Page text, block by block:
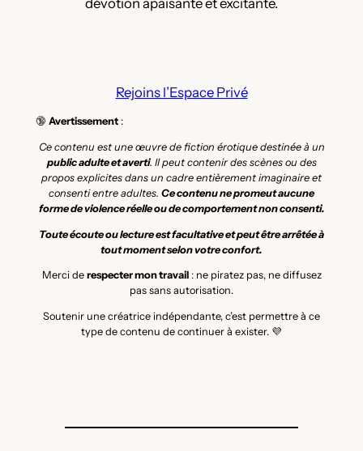
dévotion apaisante et excitante.
Rejoins l’Espace Privé
🔞 Avertissement:
Ce contenu est une œuvre de fiction érotique destinée à un
public adulte et averti. Il peut contenir des scènes ou des
propos explicites dans un cadre entièrement imaginaire et
consenti entre adultes. Ce contenu ne promeut aucune
forme de violence réelle ou de comportement non consenti.
Toute écoute ou lecture est facultative et peut être arrêtée à
tout moment selon votre confort.
Merci de respecter mon travail: ne piratez pas, ne diffusez
pas sans autorisation.
Soutenir une créatrice indépendante, c’est permettre à ce
type de contenu de continuer à exister. 💜